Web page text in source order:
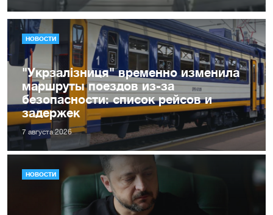
НОВОСТИ
"Укрзалізниця" временно изменила
маршруты поездов из-за
безопасности: список рейсов и
задержек
7 августа 2026
НОВОСТИ